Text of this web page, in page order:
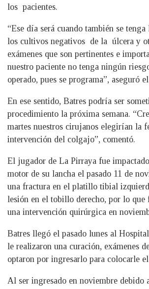
los pacientes.
“Ese día será cuando también se tenga
los cultivos negativos de la úlcera y
exámenes que son pertinentes e
nuestro paciente no tenga ningún
operado, pues se programa”, aseguró
En ese sentido, Batres podría ser
procedimiento la próxima semana.
martes nuestros cirujanos elegirían la
intervención del colgajo”, comentó.
El jugador de La Pirraya fue
motor de su lancha el pasado 11 de
una fractura en el platillo tibial
lesión en el tobillo derecho, por lo que
una intervención quirúrgica en
Batres llegó el pasado lunes al
le realizaron una curación, exámenes
optaron por ingresarlo para colocarle
Al ser ingresado en noviembre debido